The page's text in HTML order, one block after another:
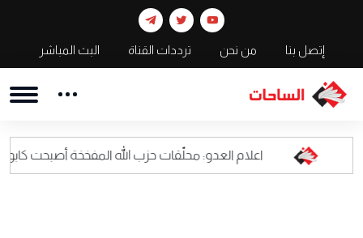
إتصل بنا من نحن ترددات القناة البث المباشر
اعلام العدو: محلّقات حزب الله المفخخة أصبحت كابوسا للقيادة